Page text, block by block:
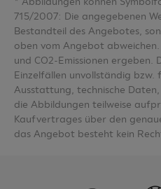
715/2007: Die angegebenen
Bestandteil des Angebotes,
oben vom Angebot
und CO2-Emissionen
Einzelfällen unvollständig
Ausstattung, technische
die Abbildungen teilweise
Kaufvertrages über den
das Angebot besteht kein